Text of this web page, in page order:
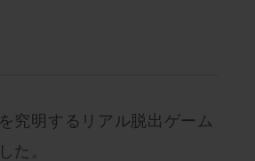
究明するリアル脱出ゲーム
た。